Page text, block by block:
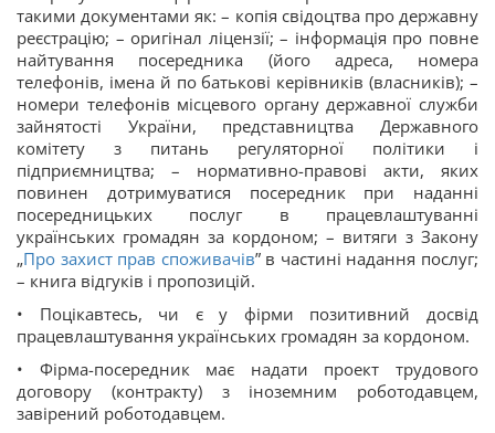
такими документами як: – копія свідоцтва про державну
реєстрацію; – оригінал ліцензії; – інформація про повне
найтування посередника (його адреса, номера
телефонів, імена й по батькові керівників (власників); –
номери телефонів місцевого органу державної служби
зайнятості України, представництва Державного
комітету з питань регуляторної політики і
підприємництва; – нормативно-правові акти, яких
повинен дотримуватися посередник при наданні
посередницьких послуг в працевлаштуванні
українських громадян за кордоном; – витяги з Закону
„Про захист прав споживачів” в частині надання послуг;
– книга відгуків і пропозицій.
• Поцікавтесь, чи є у фірми позитивний досвід
працевлаштування українських громадян за кордоном.
• Фірма-посередник має надати проект трудового
договору (контракту) з іноземним роботодавцем,
завірений роботодавцем.